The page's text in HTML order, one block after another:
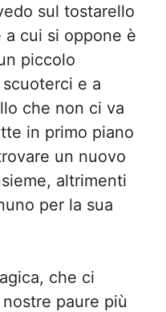
sul tostarello
a cui si oppone è
piccolo
e a
che non ci va
in primo piano
un nuovo
altrimenti
per la sua
che ci
paure più